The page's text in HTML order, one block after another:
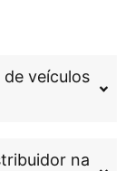
veículos
na